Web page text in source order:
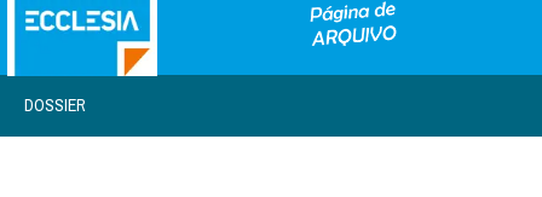
DOSSIER